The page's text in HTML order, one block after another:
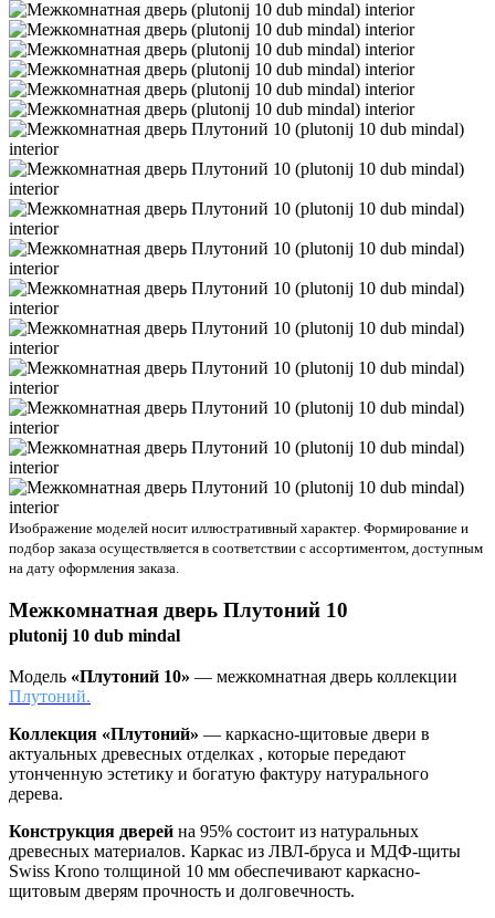
Изображение моделей носит иллюстративный характер. Формирование и
подбор заказа осуществляется в соответствии с ассортиментом, доступным
на дату оформления заказа.
Межкомнатная дверь Плутоний 10
plutonij 10 dub mindal
Модель «Плутоний 10» — межкомнатная дверь коллекции
Плутоний.
Коллекция «Плутоний» — каркасно-щитовые двери в
актуальных древесных отделках , которые передают
утонченную эстетику и богатую фактуру натурального
дерева.
Конструкция дверей на 95% состоит из натуральных
древесных материалов. Каркас из ЛВЛ-бруса и МДФ-щиты
Swiss Krono толщиной 10 мм обеспечивают каркасно-
щитовым дверям прочность и долговечность.